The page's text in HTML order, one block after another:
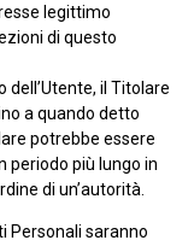
legittimo
di questo
il Titolare
a quando detto
potrebbe essere
periodo più lungo in
di un’autorità.
Personali saranno